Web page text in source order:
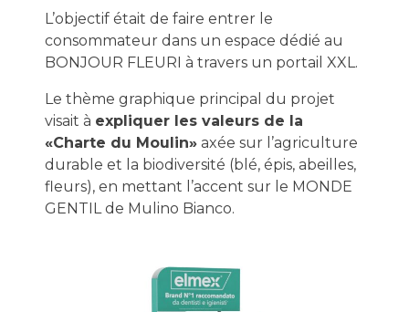
L’objectif était de faire entrer le
consommateur dans un espace dédié au
BONJOUR FLEURI à travers un portail XXL.
Le thème graphique principal du projet
visait à expliquer les valeurs de la
«Charte du Moulin» axée sur l’agriculture
durable et la biodiversité (blé, épis, abeilles,
fleurs), en mettant l’accent sur le MONDE
GENTIL de Mulino Bianco.